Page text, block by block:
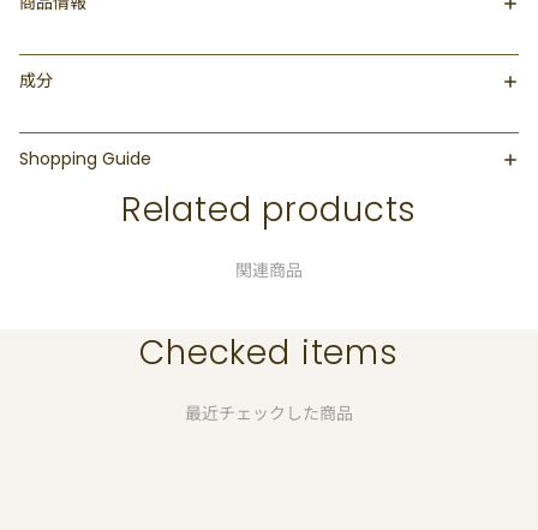
成分
Shopping Guide
Related products
関連商品
Checked items
最近チェックした商品